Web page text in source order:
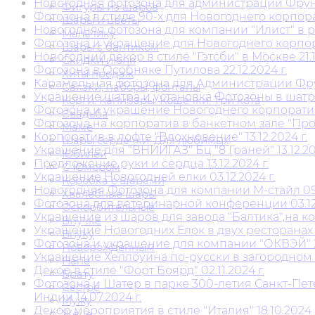
Фигуры из шаров
Шары и цветы
Мальчику
Шары с бантиком
Скидки июня
Хиты продаж
Связки, наборы, фонтаны
Корги. Капибары. Кошечки. Три кота
Свадьба
Маме
Шары сердечки. Для любимых
Юбилей
С Юмором
Коробка с шарами
Хвалебные шары
Оскорбительные
Внучке
Внуку
Новорожденным
Папе
Брату
Сестре
Мужу
Новогодняя фотозона для администрации
Фотозона в стиле 90-х для Новогоднего
Новогодняя фотозона для компании "Илист" в
Фотозона и украшение для Новогоднего
Новогодний декор в стиле "Гэтсби" в Москве
Фотозона в Особняке Путилова 22.12.2024 г.
Карамельная фотозона для Администрации
Украшение шатра и установка Фотозоны в
Фотозона и украшение Новогоднего
Фотозона на корпоратив в банкетном зале
Корпоратив в лофте "Вдохновение" 13.12.2024 г.
Украшение для "ВНИИГАЗ" Бц "8 Граней"
Предложение руки и сердца 13.12.2024 г.
Украшение Новогодней елки 03.12.2024 г.
Новогодняя Фотозона для компании М-стайл
Фотозона для ветеринарной конференции
Украшение из шаров для завода "Балтика",на
Украшение Новогодних Елок в двух ресторанах
Фотозона и украшение для компании "ОКВЭЙ"
Украшение Хеллоуина по-русски в загородном
Декор в стиле "Форт Боярд" 02.11.2024 г.
Фотозона и Шатер в парке 300-летия Санкт-
Индии 14.07.2024 г.
Декор мероприятия в стиле "Италия" 18.10.2024